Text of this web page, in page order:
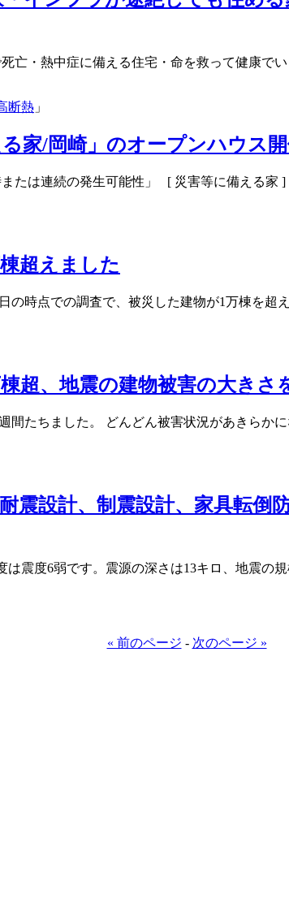
亡・熱中症に備える住宅・命を救って健康で
断熱 」
家/岡崎」のオープンハウス開
たは連続の発生可能性」 [ 災害等に備える家
超えました
の時点での調査で、被災した建物が1万棟を超
超、地震の建物被害の大き
間たちました。 どんどん被害状況があきらか
震設計、制震設計、家具転倒
は震度6弱です。震源の深さは13キロ、地震の
« 前のページ - 次のページ »